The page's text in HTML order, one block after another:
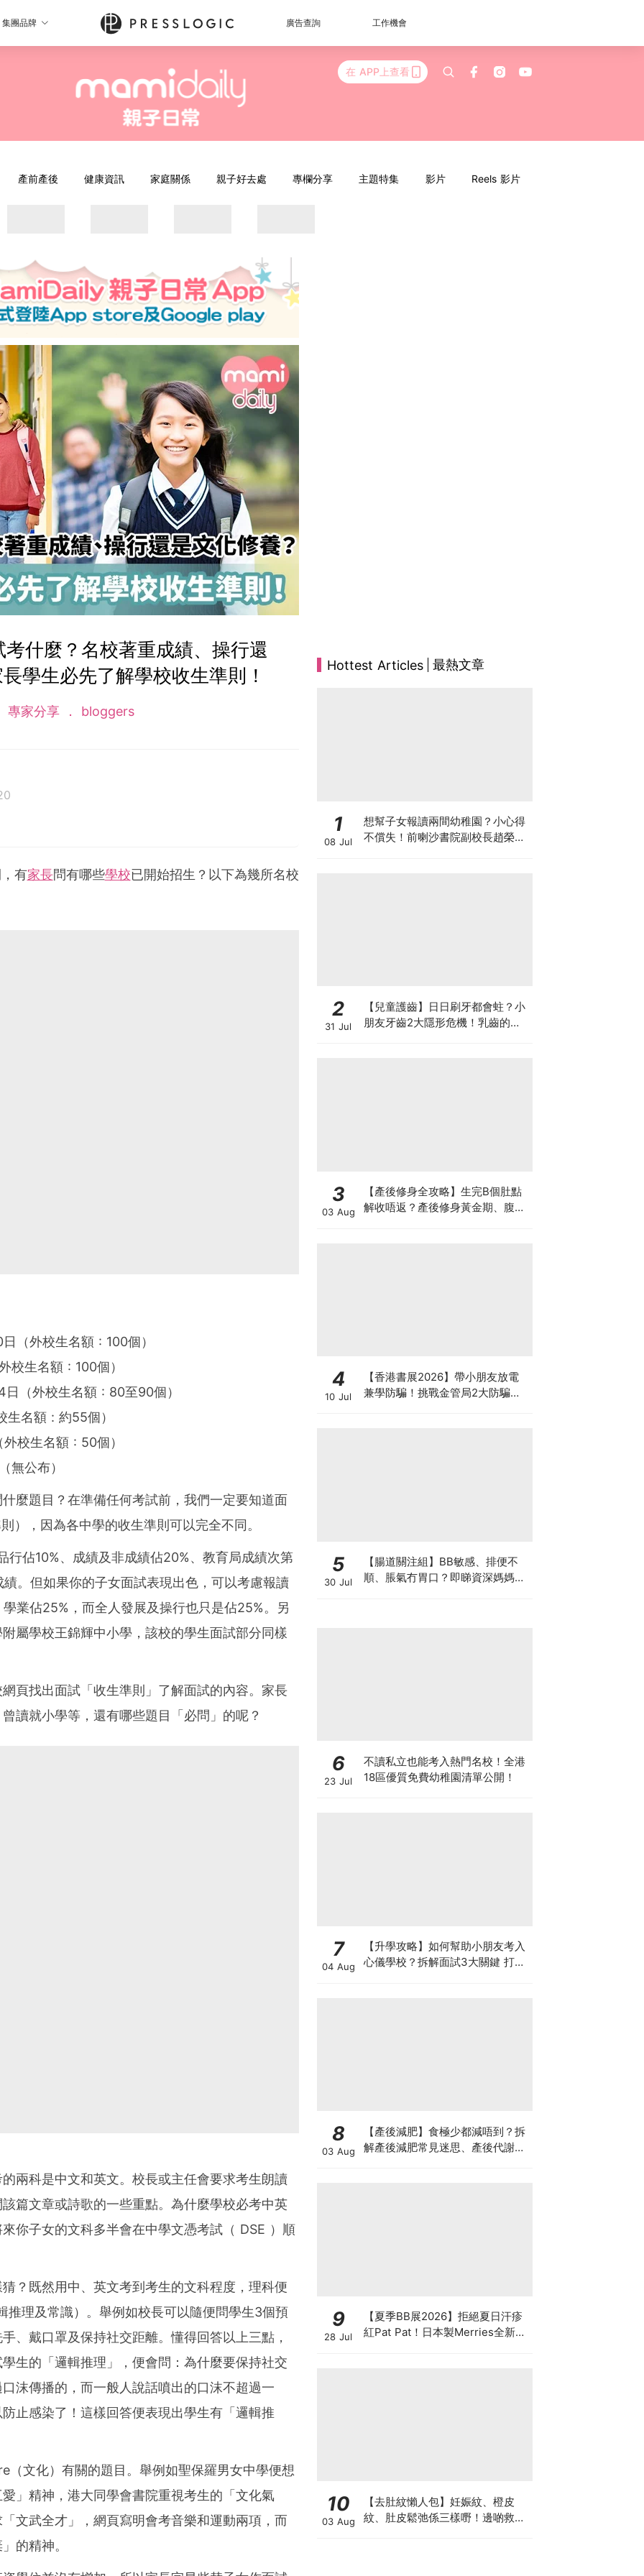
集團品牌 廣告查詢 工作機會
在 APP上查看
產前產後 健康資訊 家庭關係 親子好去處 專欄分享 主題特集 影片 Reels 影片
考什麼？名校著重成績、操行還
學生必先了解學校收生準則！
專家分享 bloggers
、《2020小學升學一本通》、《不一樣的家長》等
有家長問有哪些學校已開始招生？以下為幾所名校
（外校生名額 : 100個）
校生名額 : 100個）
（外校生名額 : 80至90個）
名額 : 約55個）
校生名額 : 50個）
無公布）
麼題目？在準備任何考試前，我們一定要知道面
，因為各中學的收生準則可以完全不同。
行佔10%、成績及非成績佔20%、教育局成績次第
。但如果你的子女面試表現出色，可以考慮報讀
業佔25%，而全人發展及操行也只是佔25%。另
屬學校王錦輝中小學，該校的學生面試部分同樣
頁找出面試「收生準則」了解面試的內容。家長
讀就小學等，還有哪些題目「必問」的呢？
兩科是中文和英文。校長或主任會要求考生朗讀
篇文章或詩歌的一些重點。為什麼學校必考中英
你子女的文科多半會在中學文憑考試（ DSE ）順
？既然用中、英文考到考生的文科程度，理科便
理及常識）。舉例如校長可以隨便問學生3個預
、戴口罩及保持社交距離。懂得回答以上三點，
生的「邏輯推理」，便會問：為什麼要保持社交
沫傳播的，而一般人說話噴出的口沫不超過一
止感染了！這樣回答便表現出學生有「邏輯推
文化）有關的題目。舉例如聖保羅男女中學便想
」精神，港大同學會書院重視考生的「文化氣
文武全才」，網頁寫明會考音樂和運動兩項，而
的精神。
Hottest Articles 最熱文章
1
08 Jul
想幫子女報讀兩間幼稚園？小心得
不償失！前喇沙書院副校長趙榮
2
31 Jul
【兒童護齒】日日刷牙都會蛀？小
朋友牙齒2大隱形危機！乳齒的琺
3
03 Aug
【產後修身全攻略】生完B個肚點
解收唔返？產後修身黃金期、腹直
4
10 Jul
【香港書展2026】帶小朋友放電
兼學防騙！挑戰金管局2大防騙遊
5
30 Jul
【腸道關注組】BB敏感、排便不
順、脹氣冇胃口？即睇資深媽媽分
6
23 Jul
不讀私立也能考入熱門名校！全港
18區優質免費幼稚園清單公開！
7
04 Aug
【升學攻略】如何幫助小朋友考入
心儀學校？拆解面試3大關鍵 打好
8
03 Aug
【產後減肥】食極少都減唔到？拆
解產後減肥常見迷思、產後代謝、
9
28 Jul
【夏季BB展2026】拒絕夏日汗疹
紅Pat Pat！日本製Merries全新超
10
03 Aug
【去肚紋懶人包】妊娠紋、橙皮
紋、肚皮鬆弛係三樣嘢！邊啲救得